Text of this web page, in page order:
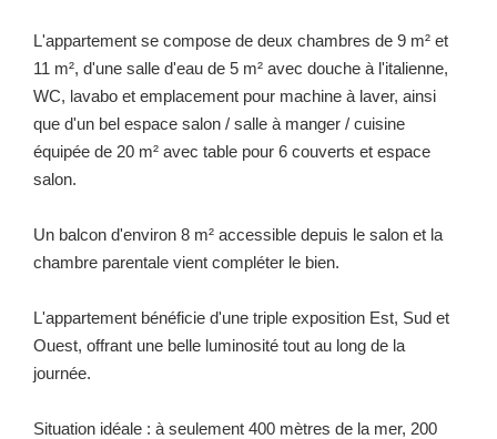
L'appartement se compose de deux chambres de 9 m² et
11 m², d'une salle d'eau de 5 m² avec douche à l'italienne,
WC, lavabo et emplacement pour machine à laver, ainsi
que d'un bel espace salon / salle à manger / cuisine
équipée de 20 m² avec table pour 6 couverts et espace
salon.
Un balcon d'environ 8 m² accessible depuis le salon et la
chambre parentale vient compléter le bien.
L'appartement bénéficie d'une triple exposition Est, Sud et
Ouest, offrant une belle luminosité tout au long de la
journée.
Situation idéale : à seulement 400 mètres de la mer, 200